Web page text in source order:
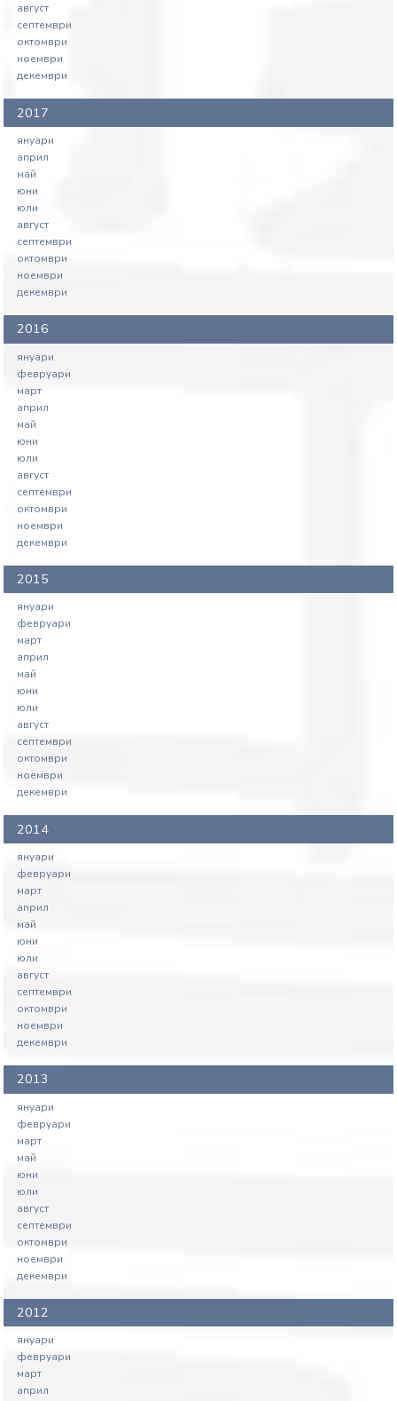
август
септември
октомври
ноември
декември
2017
януари
април
май
юни
юли
август
септември
октомври
ноември
декември
2016
януари
февруари
март
април
май
юни
юли
август
септември
октомври
ноември
декември
2015
януари
февруари
март
април
май
юни
юли
август
септември
октомври
ноември
декември
2014
януари
февруари
март
април
май
юни
юли
август
септември
октомври
ноември
декември
2013
януари
февруари
март
май
юни
юли
август
септември
октомври
ноември
декември
2012
януари
февруари
март
април